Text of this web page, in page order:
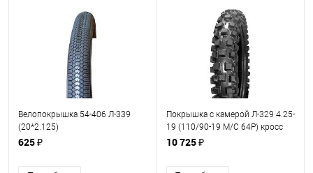
Велопокрышка 54-406 Л-339
(20*2.125)
625 ₽
Покрышка с камерой Л-329 4.25-
19 (110/90-19 M/C 64P) кросс
Петрошина
10 725 ₽